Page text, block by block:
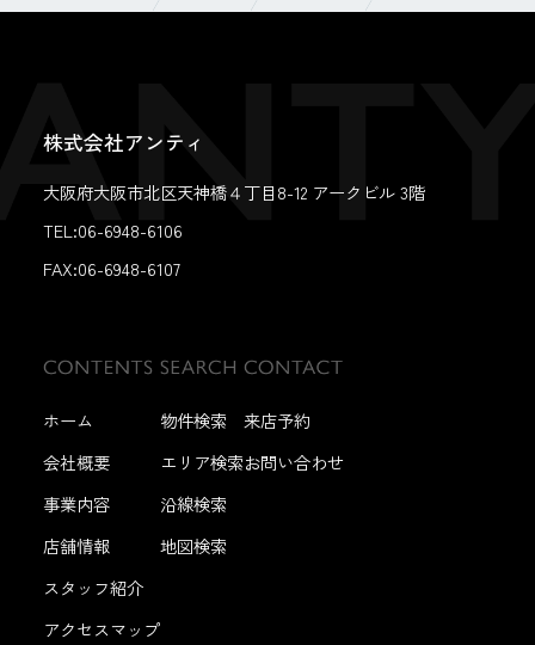
株式会社アンティ
大阪府大阪市北区天神橋４丁目8-12 アークビル 3階
TEL:06-6948-6106
FAX:06-6948-6107
ホーム
会社概要
事業内容
店舗情報
スタッフ紹介
アクセスマップ
物件検索
エリア検索
沿線検索
地図検索
来店予約
お問い合わせ